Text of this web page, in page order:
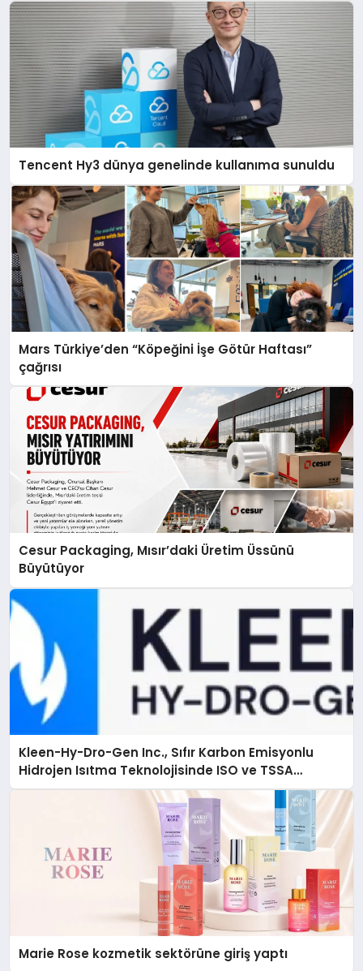
Tencent Hy3 dünya genelinde kullanıma sunuldu
Mars Türkiye’den “Köpeğini İşe Götür Haftası”
çağrısı
Cesur Packaging, Mısır’daki Üretim Üssünü
Büyütüyor
Kleen-Hy-Dro-Gen Inc., Sıfır Karbon Emisyonlu
Hidrojen Isıtma Teknolojisinde ISO ve TSSA
Düzenleyici Onaylarını Aldı
Marie Rose kozmetik sektörüne giriş yaptı